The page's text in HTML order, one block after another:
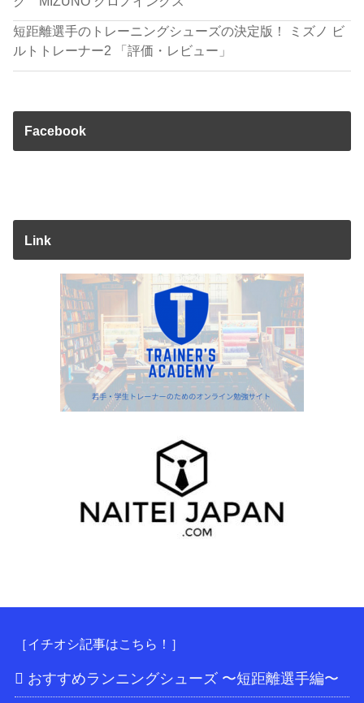
短距離選手のトレーニングシューズの決定版！ ミズノ ビ
ルトトレーナー2 「評価・レビュー」
Facebook
Link
［イチオシ記事はこちら！］
おすすめランニングシューズ 〜短距離選手編〜